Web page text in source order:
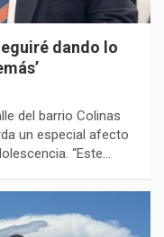
dando lo
del barrio Colinas
un especial afecto
“Este…